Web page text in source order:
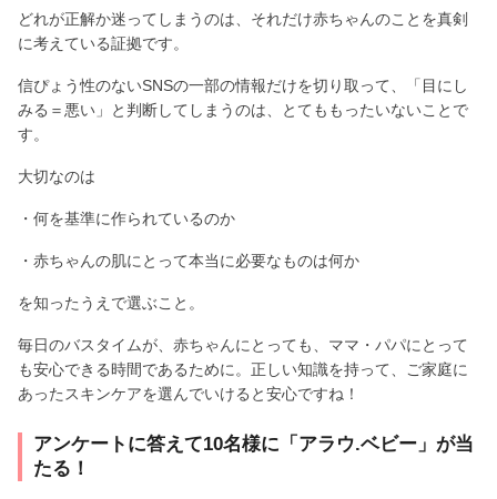
どれが正解か迷ってしまうのは、それだけ赤ちゃんのことを真剣
に考えている証拠です。
信ぴょう性のないSNSの一部の情報だけを切り取って、「目にし
みる＝悪い」と判断してしまうのは、とてももったいないことで
す。
大切なのは
・何を基準に作られているのか
・赤ちゃんの肌にとって本当に必要なものは何か
を知ったうえで選ぶこと。
毎日のバスタイムが、赤ちゃんにとっても、ママ・パパにとって
も安心できる時間であるために。正しい知識を持って、ご家庭に
あったスキンケアを選んでいけると安心ですね！
アンケートに答えて10名様に「アラウ.ベビー」が当
たる！